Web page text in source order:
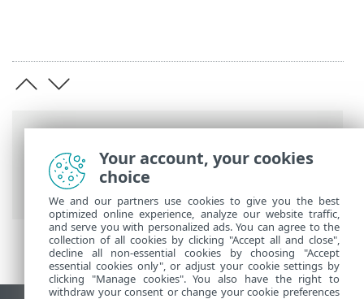
ESET onlinehjälp> ESET HOME
HOME introduktion
> Systemkrav
Your account, your cookies
choice
We and our partners use cookies to give you the best
optimized online experience, analyze our website traffic,
and serve you with personalized ads. You can agree to the
collection of all cookies by clicking "Accept all and close",
decline all non-essential cookies by choosing "Accept
essential cookies only", or adjust your cookie settings by
clicking "Manage cookies". You also have the right to
withdraw your consent or change your cookie preferences